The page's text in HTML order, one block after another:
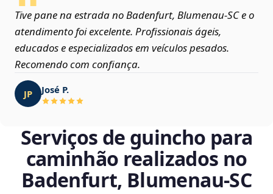
Tive pane na estrada no Badenfurt, Blumenau‑SC e o
atendimento foi excelente. Profissionais ágeis,
educados e especializados em veículos pesados.
Recomendo com confiança.
JP José P.
Serviços de guincho para
caminhão realizados no
Badenfurt, Blumenau‑SC